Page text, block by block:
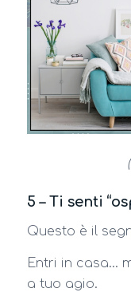
5 – Ti senti
Questo è il
Entri in casa…
a tuo agio.